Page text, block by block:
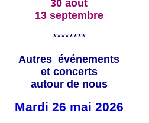
30 août
13 septembre
********
Autres événements
et concerts
autour de nous
Mardi 26 mai 2026